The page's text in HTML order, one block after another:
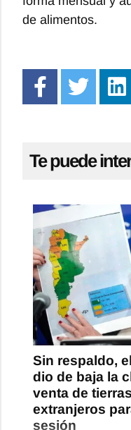
de alimentos.
Te puede
Sin respaldo,
dio de baja la
venta de
extranjeros
sesión